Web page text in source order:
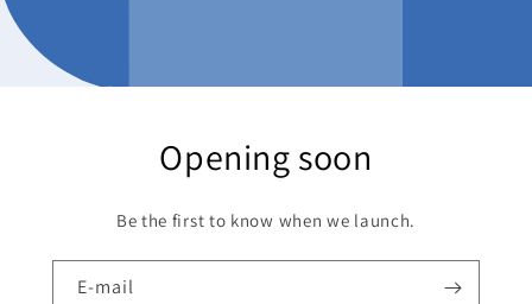
Opening soon
Be the first to know when we launch.
E-mail